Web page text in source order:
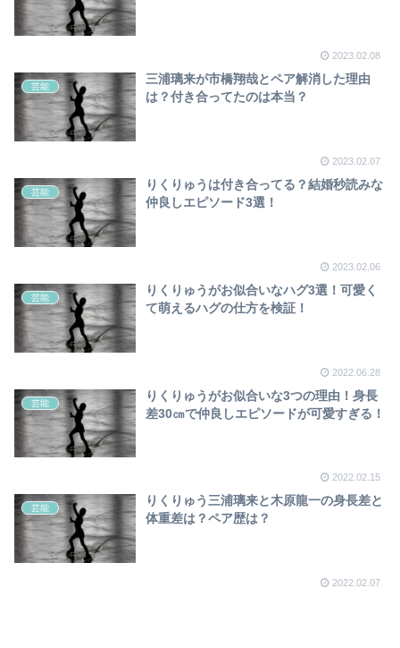
2023.02.08
芸能
三浦璃来が市橋翔哉とペア解消した理由
は？付き合ってたのは本当？
2023.02.07
芸能
りくりゅうは付き合ってる？結婚秒読みな
仲良しエピソード3選！
2023.02.06
芸能
りくりゅうがお似合いなハグ3選！可愛く
て萌えるハグの仕方を検証！
2022.06.28
芸能
りくりゅうがお似合いな3つの理由！身長
差30㎝で仲良しエピソードが可愛すぎる！
2022.02.15
芸能
りくりゅう三浦璃来と木原龍一の身長差と
体重差は？ペア歴は？
2022.02.07